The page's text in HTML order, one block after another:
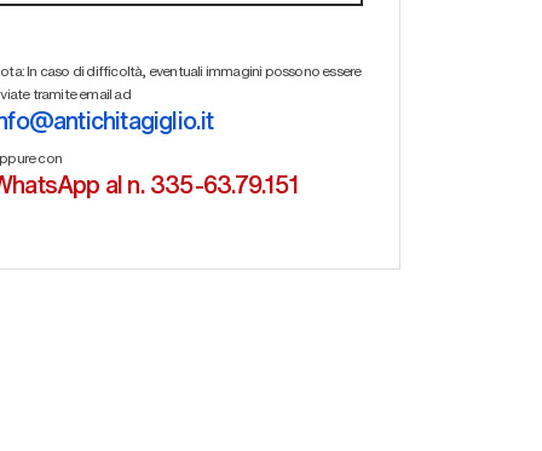
In caso di difficoltà, eventuali immagini possono essere
tramite email ad
con
al n. 335-63.79.151